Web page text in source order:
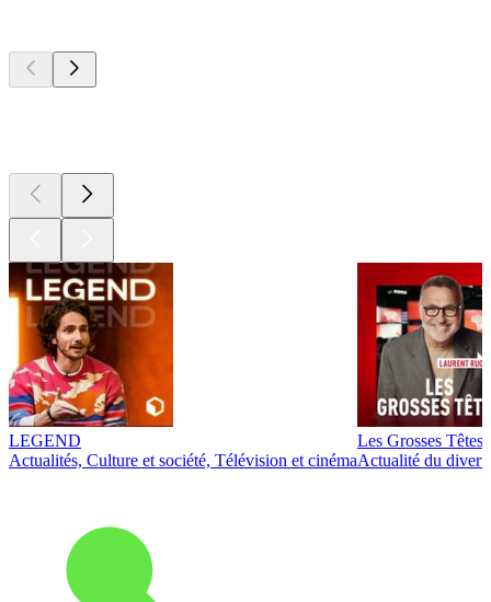
LEGEND
Actualités, Culture et société, Télévision et cinéma
Les Grosses Têtes
Actualité du